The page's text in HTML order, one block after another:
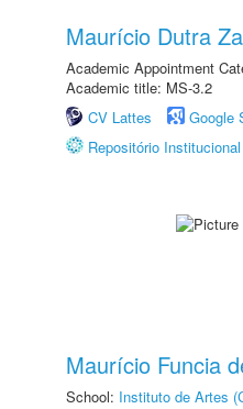
Maurício Dutra
Academic Appointment
Academic title: MS-3.2
CV Lattes
Google
Repositório
Maurício Funcia
School: Instituto de Artes